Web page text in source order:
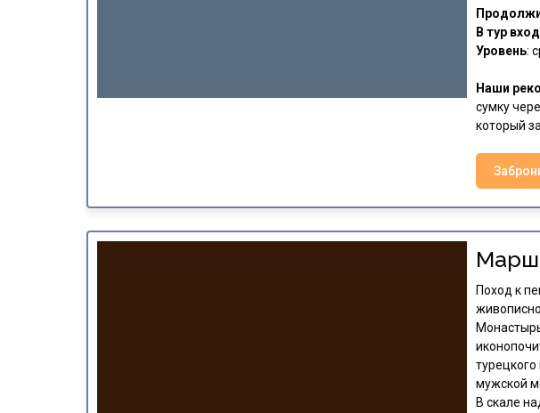
В тур
Уровень:
Наши
сумку
который
Поход к
мужской
В скале